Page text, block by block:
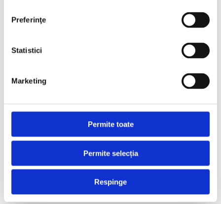
Preferinţe
Statistici
Marketing
Permite toate
Permite selecția
Respinge